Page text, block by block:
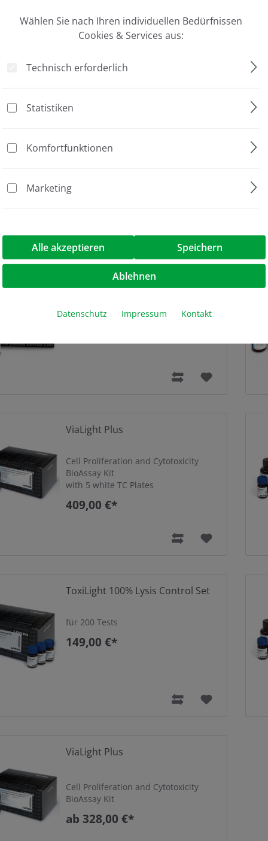
Cell Viability Kit SL
733,50 €*
PPiLight Inorganic
Pyrophosphate Assay Kit
ViaLight Plus
Cell Proliferation and Cytotoxicity
BioAssay Kit
with 5 white TC Plates
409,00 €*
ToxiLight 100% Lysis Control Set
für 200 Tests
149,00 €*
ViaLight Plus
Cell Proliferation and Cytotoxicity
BioAssay Kit
ab 328,00 €*
Wählen Sie nach Ihren individuellen Bedürfnissen
Cookies & Services aus:
Technisch erforderlich
Statistiken
Komfortfunktionen
Marketing
Alle akzeptieren Speichern
Ablehnen
Datenschutz Impressum Kontakt